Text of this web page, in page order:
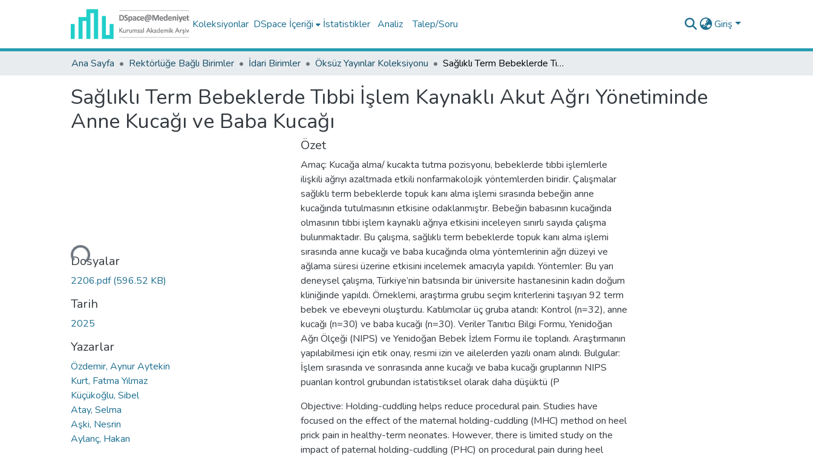
Koleksiyonlar DSpace İçeriği İstatistikler Analiz Talep/Soru Giriş
Ana Sayfa Rektörlüğe Bağlı Birimler İdari Birimler Öksüz Yayınlar Koleksiyonu Sağlıklı Term Bebeklerde Tıbbi İşlem Kaynaklı Akut Ağrı Yönetiminde Anne Kucağı ve Baba Kucağı
Sağlıklı Term Bebeklerde Tıbbi İşlem Kaynaklı Akut Ağrı Yönetiminde
Anne Kucağı ve Baba Kucağı
Yükleniyor...
Dosyalar
2206.pdf(596.52 KB)
Tarih
2025
Yazarlar
Özdemir, Aynur Aytekin
Kurt, Fatma Yılmaz
Küçükoğlu, Sibel
Atay, Selma
Aşki, Nesrin
Aylanç, Hakan
Özet
Amaç: Kucağa alma/ kucakta tutma pozisyonu, bebeklerde tıbbi işlemlerle
ilişkili ağrıyı azaltmada etkili nonfarmakolojik yöntemlerden biridir. Çalışmalar
sağlıklı term bebeklerde topuk kanı alma işlemi sırasında bebeğin anne
kucağında tutulmasının etkisine odaklanmıştır. Bebeğin babasının kucağında
olmasının tıbbi işlem kaynaklı ağrıya etkisini inceleyen sınırlı sayıda çalışma
bulunmaktadır. Bu çalışma, sağlıklı term bebeklerde topuk kanı alma işlemi
sırasında anne kucağı ve baba kucağında olma yöntemlerinin ağrı düzeyi ve
ağlama süresi üzerine etkisini incelemek amacıyla yapıldı. Yöntemler: Bu yarı
deneysel çalışma, Türkiye’nin batısında bir üniversite hastanesinin kadın doğum
kliniğinde yapıldı. Örneklemi, araştırma grubu seçim kriterlerini taşıyan 92 term
bebek ve ebeveyni oluşturdu. Katılımcılar üç gruba atandı: Kontrol (n=32), anne
kucağı (n=30) ve baba kucağı (n=30). Veriler Tanıtıcı Bilgi Formu, Yenidoğan
Ağrı Ölçeği (NIPS) ve Yenidoğan Bebek İzlem Formu ile toplandı. Araştırmanın
yapılabilmesi için etik onay, resmi izin ve ailelerden yazılı onam alındı. Bulgular:
İşlem sırasında ve sonrasında anne kucağı ve baba kucağı gruplarının NIPS
puanları kontrol grubundan istatistiksel olarak daha düşüktü (P
Objective: Holding-cuddling helps reduce procedural pain. Studies have
focused on the effect of the maternal holding-cuddling (MHC) method on heel
prick pain in healthy-term neonates. However, there is limited study on the
impact of paternal holding-cuddling (PHC) on procedural pain during heel